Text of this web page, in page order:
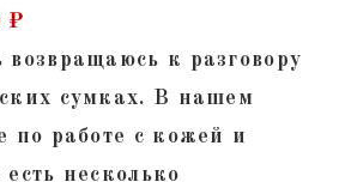
₽
возвращаюсь к разговору
сумках. В нашем
по работе с кожей и
есть несколько